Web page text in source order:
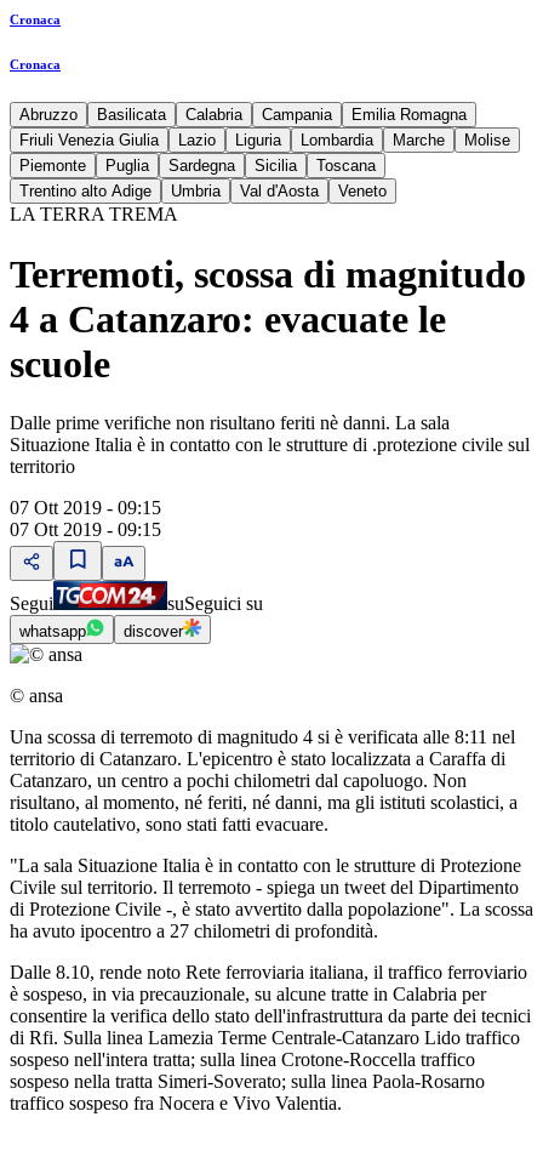
Cronaca
Cronaca
Abruzzo Basilicata Calabria Campania
Emilia Romagna
Friuli Venezia Giulia
Lazio Liguria Lombardia Marche
Molise
Piemonte
Puglia Sardegna Sicilia
Toscana
Trentino alto Adige
Umbria Val d'Aosta Veneto
LA TERRA TREMA
Terremoti, scossa di magnitudo
4 a Catanzaro: evacuate le
scuole
Dalle prime verifiche non risultano feriti nè danni. La sala
Situazione Italia è in contatto con le strutture di .protezione civile sul
territorio
07 Ott 2019 - 09:15
07 Ott 2019 - 09:15
Segui suSeguici su
whatsapp discover
© ansa
Una scossa di terremoto di magnitudo 4 si è verificata alle 8:11 nel
territorio di Catanzaro. L'epicentro è stato localizzata a Caraffa di
Catanzaro, un centro a pochi chilometri dal capoluogo. Non
risultano, al momento, né feriti, né danni, ma gli istituti scolastici, a
titolo cautelativo, sono stati fatti evacuare.
"La sala Situazione Italia è in contatto con le strutture di Protezione
Civile sul territorio. Il terremoto - spiega un tweet del Dipartimento
di Protezione Civile -, è stato avvertito dalla popolazione". La scossa
ha avuto ipocentro a 27 chilometri di profondità.
Dalle 8.10, rende noto Rete ferroviaria italiana, il traffico ferroviario
è sospeso, in via precauzionale, su alcune tratte in Calabria per
consentire la verifica dello stato dell'infrastruttura da parte dei tecnici
di Rfi. Sulla linea Lamezia Terme Centrale-Catanzaro Lido traffico
sospeso nell'intera tratta; sulla linea Crotone-Roccella traffico
sospeso nella tratta Simeri-Soverato; sulla linea Paola-Rosarno
traffico sospeso fra Nocera e Vivo Valentia.